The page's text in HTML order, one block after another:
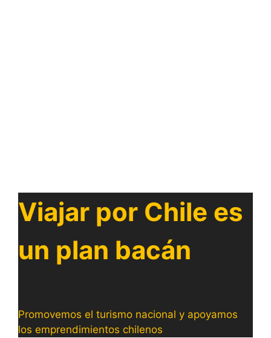
Viajar por Chile es
un plan bacán
Promovemos el turismo nacional y apoyamos
los emprendimientos chilenos